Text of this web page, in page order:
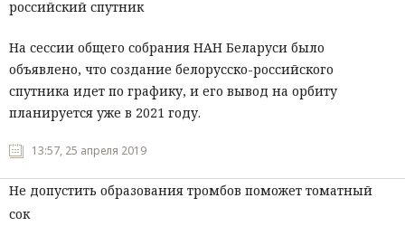
российский спутник
На сессии общего собрания НАН Беларуси было
объявлено, что создание белорусско-российского
спутника идет по графику, и его вывод на орбиту
планируется уже в 2021 году.
13:57, 25 апреля 2019
Не допустить образования тромбов поможет томатный
сок